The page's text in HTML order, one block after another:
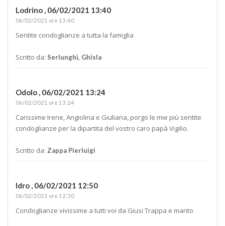
Lodrino , 06/02/2021 13:40
06/02/2021 ore 13:40
Sentite condoglianze a tutta la famiglia
Scritto da: Serlunghi, Ghisla
Odolo , 06/02/2021 13:24
06/02/2021 ore 13:24
Carissime Irene, Angiolina e Giuliana, porgo le mie più sentite
condoglianze per la dipartita del vostro caro papà Vigilio.
Scritto da: Zappa Pierluigi
Idro , 06/02/2021 12:50
06/02/2021 ore 12:50
Condoglianze vivissime a tutti voi da Giusi Trappa e marito